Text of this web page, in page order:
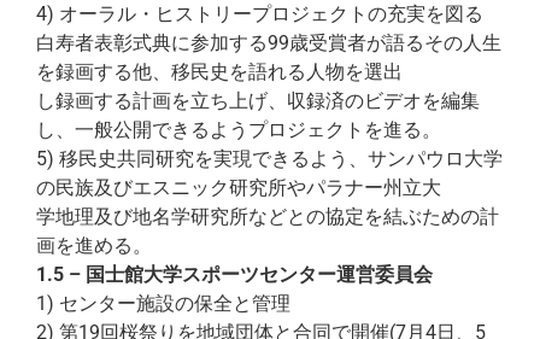
4) オーラル・ヒストリープロジェクトの充実を図る
白寿者表彰式典に参加する99歳受賞者が語るその人生
を録画する他、移民史を語れる人物を選出
し録画する計画を立ち上げ、収録済のビデオを編集
し、一般公開できるようプロジェクトを進る。
5) 移民史共同研究を実現できるよう、サンパウロ大学
の民族及びエスニック研究所やパラナー州立大
学地理及び地名学研究所などとの協定を結ぶための計
画を進める。
1.5 – 国士館大学スポーツセンター運営委員会
1) センター施設の保全と管理
2) 第19回桜祭りを地域団体と合同で開催(7月4日、5